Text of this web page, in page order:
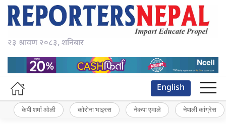
२३ श्रावण २०८३, शनिबार
English
केपी शर्मा ओली कोरोना भाइरस नेकपा एमाले नेपाली कांग्रेस